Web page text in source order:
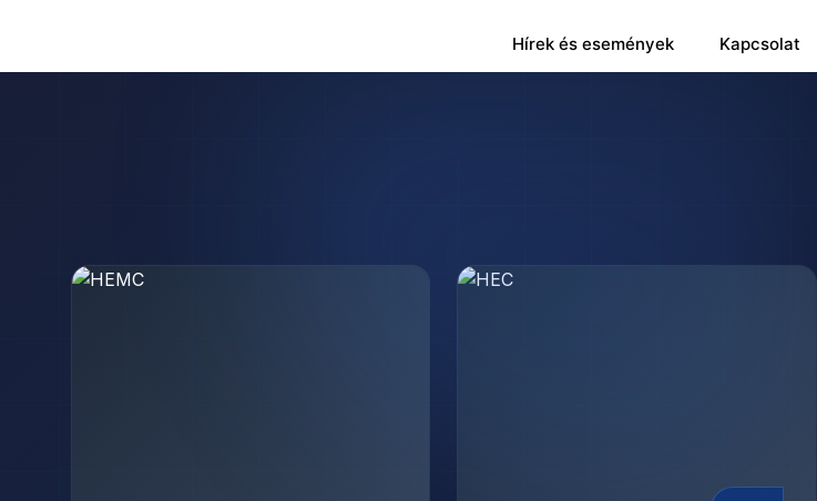
Hírek és események Kapcsolat